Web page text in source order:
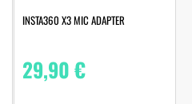
INSTA360 X3 MIC ADAPTER
29,90€